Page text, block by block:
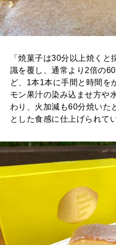
「焼菓子は30分以上焼く
識を覆し、通常より2倍の
ど、1本1本に手間と時間を
モン果汁の染み込ませ方や
わり、火加減も60分焼いた
とした食感に仕上げられて